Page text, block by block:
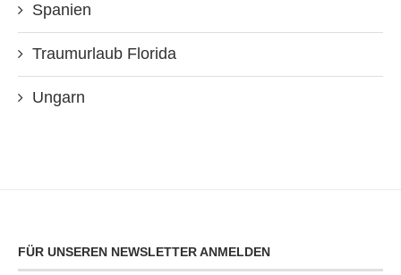
Spanien
Traumurlaub Florida
Ungarn
FÜR UNSEREN NEWSLETTER ANMELDEN